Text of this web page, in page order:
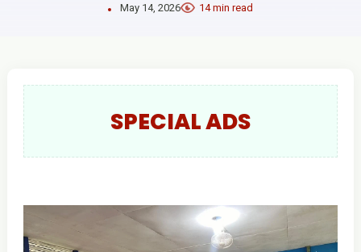
May 14, 2026 14 min read
SPECIAL ADS